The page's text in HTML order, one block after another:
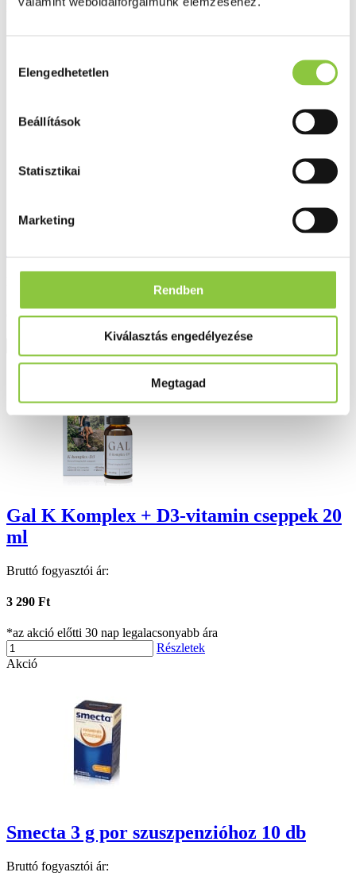
kiválasztása
Elengedhetetlen
Beállítások
Statisztikai
Marketing
Rendben
Kiválasztás engedélyezése
Megtagad
Folyamatos akciók
596 Ft
Részletek
Gal K Komplex + D3-vitamin cseppek 20
ml
Bruttó fogyasztói ár:
3 290 Ft
*az akció előtti 30 nap legalacsonyabb ára
Részletek
Akció
Smecta 3 g por szuszpenzióhoz 10 db
Bruttó fogyasztói ár: